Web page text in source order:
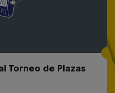
Torneo de Plazas